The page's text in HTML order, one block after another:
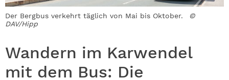
Der Bergbus verkehrt täglich von Mai bis Oktober.
©
DAV/Hipp
Wandern im Karwendel
mit dem Bus: Die